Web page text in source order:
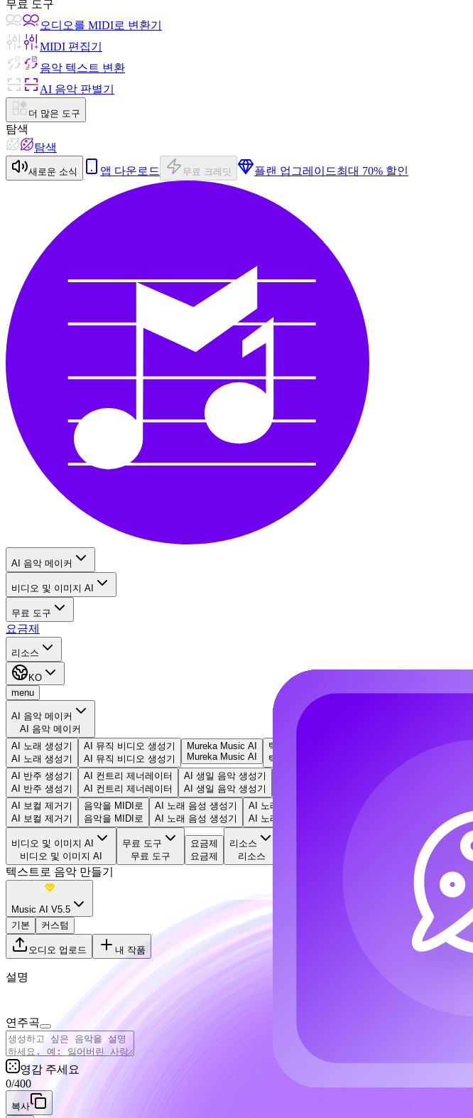
무료 도구
오디오를 MIDI로 변환기
MIDI 편집기
음악 텍스트 변환
AI 음악 판별기
더 많은 도구
탐색
탐색
새로운 소식 앱 다운로드 무료 크레딧 플랜 업그레이드최대 70% 할인
AI 음악 메이커
비디오 및 이미지 AI
무료 도구
요금제
리소스
KO
menu
AI 음악 메이커
AI 음악 메이커
AI 노래 생성기
AI 노래 생성기
AI 뮤직 비디오 생성기
AI 뮤직 비디오 생성기
Mureka Music AI
Mureka Music AI
텍스트로 음악 만들기
텍스트로 음악 만들기
오디오로 음악 만들기
오디오로 음악 만들기
AI 반주 생성기
AI 반주 생성기
AI 컨트리 제너레이터
AI 컨트리 제너레이터
AI 생일 음악 생성기
AI 생일 음악 생성기
AI 재즈 제너레이터
AI 재즈 제너레이터
AI 보컬 제거기
AI 보컬 제거기
음악을 MIDI로
음악을 MIDI로
AI 노래 음성 생성기
AI 노래 음성 생성기
AI 노래 커버 생성기
AI 노래 커버 생성기
비디오 및 이미지 AI
비디오 및 이미지 AI
무료 도구
무료 도구
요금제
요금제
리소스
리소스
텍스트로 음악 만들기
Music AI V5.5
기본
커스텀
오디오 업로드 내 작품
설명
연주곡
영감 주세요
0/400
복사